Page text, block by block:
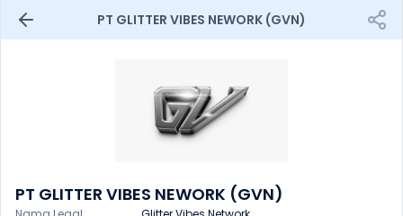
PT GLITTER VIBES NEWORK (GVN)
PT GLITTER VIBES NEWORK (GVN)